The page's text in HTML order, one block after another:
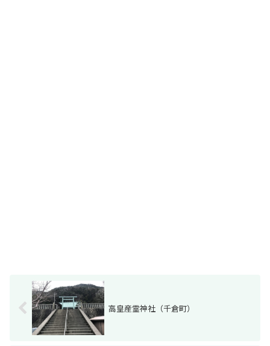
高皇産霊神社（千倉町）